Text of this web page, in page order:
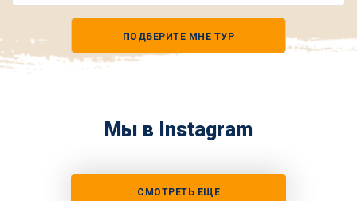
ПОДБЕРИТЕ МНЕ ТУР
Мы в Instagram
СМОТРЕТЬ ЕЩЕ